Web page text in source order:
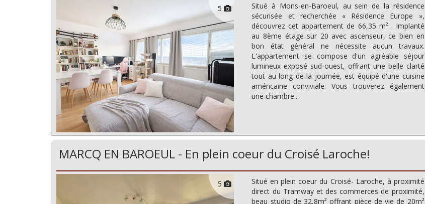
5
Situé à Mons-en-Baroeul, au sein de la résidence
sécurisée et recherchée « Résidence Europe »,
découvrez cet appartement de 66,35 m² . Implanté
au 8ème étage sur 20 avec ascenseur, ce bien en
bon état général ne nécessite aucun travaux.
L'appartement se compose d'un agréable séjour
lumineux exposé sud-ouest, offrant une belle clarté
tout au long de la journée, est équipé d'une cuisine
américaine conviviale. Vous trouverez également
une chambre...
MARCQ EN BAROEUL - En plein coeur du Croisé Laroche!
5
Situé en plein coeur du Croisé- Laroche, à proximité
direct du Tramway et des commerces de proximité,
beau studio de 32,8m² offrant pièce de vie de 20m²